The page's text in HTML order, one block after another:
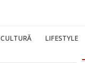
CULTURĂ LIFESTYLE